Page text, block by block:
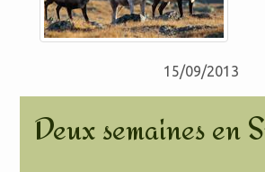
15/09/2013
Deux semaines en